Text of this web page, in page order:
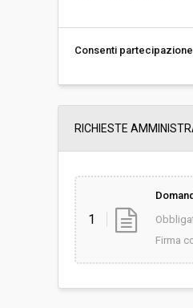
Consenti partecipazione
RICHIESTE
1
Firma